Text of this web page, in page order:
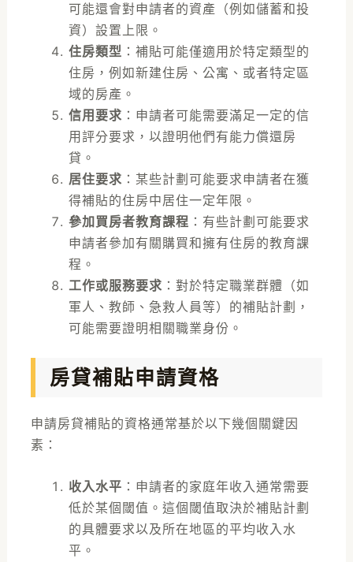
可能還會對申請者的資產（例如儲蓄和投
資）設置上限。
住房類型 ：補貼可能僅適用於特定類型的
住房，例如新建住房、公寓、或者特定區
域的房產。
信用要求 ：申請者可能需要滿足一定的信
用評分要求，以證明他們有能力償還房
貸。
居住要求 ：某些計劃可能要求申請者在獲
得補貼的住房中居住一定年限。
參加買房者教育課程 ：有些計劃可能要求
申請者參加有關購買和擁有住房的教育課
程。
工作或服務要求 ：對於特定職業群體（如
軍人、教師、急救人員等）的補貼計劃，
可能需要證明相關職業身份。
房貸補貼申請資格
申請房貸補貼的資格通常基於以下幾個關鍵因
素：
收入水平 ：申請者的家庭年收入通常需要
低於某個閾值。這個閾值取決於補貼計劃
的具體要求以及所在地區的平均收入水
平。